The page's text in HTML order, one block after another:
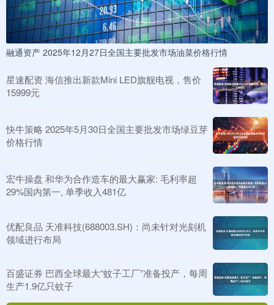
融通资产 2025年12月27日全国主要批发市场油菜价格行情
星速配资 海信推出新款Mini LED旗舰电视，售价
15999元
快牛策略 2025年5月30日全国主要批发市场绿豆芽
价格行情
宏牛操盘 和华为合作造车的最大赢家: 毛利率超
29%国内第一, 单季收入481亿
优配良品 天准科技(688003.SH)：尚未针对光刻机
领域进行布局
百盛证券 巴西全球最大“蚊子工厂”准备投产，每周
生产1.9亿只蚊子